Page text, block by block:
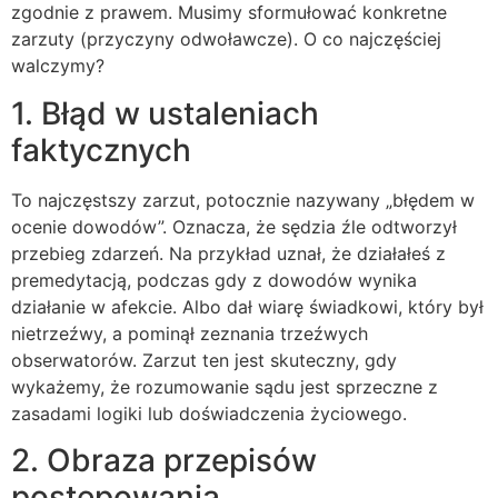
zgodnie z prawem. Musimy sformułować konkretne
zarzuty (przyczyny odwoławcze). O co najczęściej
walczymy?
1. Błąd w ustaleniach
faktycznych
To najczęstszy zarzut, potocznie nazywany „błędem w
ocenie dowodów”. Oznacza, że sędzia źle odtworzył
przebieg zdarzeń. Na przykład uznał, że działałeś z
premedytacją, podczas gdy z dowodów wynika
działanie w afekcie. Albo dał wiarę świadkowi, który był
nietrzeźwy, a pominął zeznania trzeźwych
obserwatorów. Zarzut ten jest skuteczny, gdy
wykażemy, że rozumowanie sądu jest sprzeczne z
zasadami logiki lub doświadczenia życiowego.
2. Obraza przepisów